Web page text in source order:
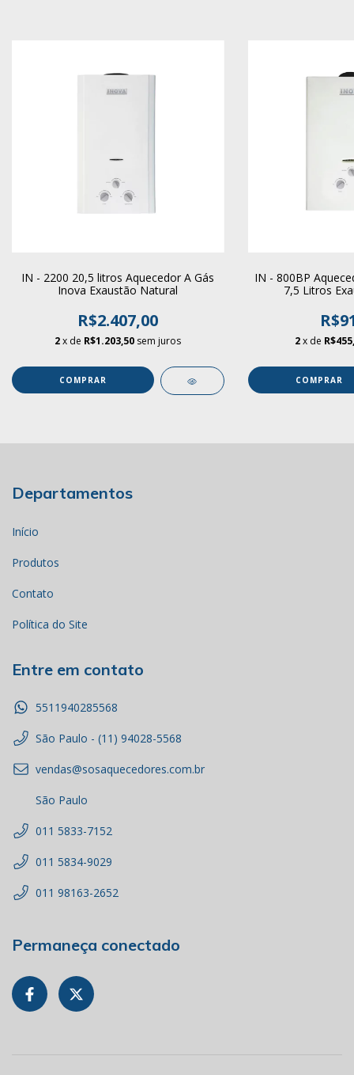
IN - 2200 20,5 litros Aquecedor A Gás
Inova Exaustão Natural
R$2.407,00
2x de R$1.203,50 sem juros
COMPRAR
IN - 800BP
7,5 Litros
2 x de
COMPRAR
Departamentos
Início
Produtos
Contato
Política do Site
Entre em contato
5511940285568
São Paulo - (11) 94028-5568
vendas@sosaquecedores.com.br
São Paulo
011 5833-7152
011 5834-9029
011 98163-2652
Permaneça conectado